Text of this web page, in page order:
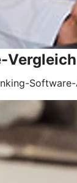
Vergleich